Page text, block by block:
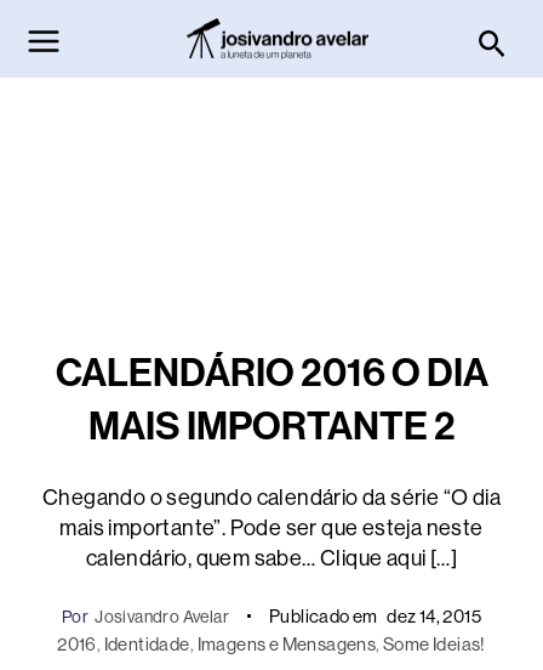
para
o
CALENDÁRIO 2016 O DIA
MAIS IMPORTANTE 2
Chegando o segundo calendário da série “O dia
mais importante”. Pode ser que esteja neste
calendário, quem sabe… Clique aqui […]
Por Josivandro Avelar Publicado em dez 14, 2015
2016, Identidade, Imagens e Mensagens, Some Ideias!